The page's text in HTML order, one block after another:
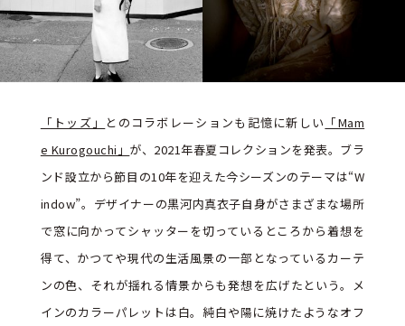
「トッズ」 とのコラボレーションも記憶に新しい 「Mam
e Kurogouchi」 が、2021年春夏コレクションを発表。ブラ
ンド設立から節目の10年を迎えた今シーズンのテーマは“W
indow”。デザイナーの黒河内真衣子自身がさまざまな場所
で窓に向かってシャッターを切っているところから着想を
得て、かつてや現代の生活風景の一部となっているカーテ
ンの色、それが揺れる情景からも発想を広げたという。メ
インのカラーパレットは白。純白や陽に焼けたようなオフ